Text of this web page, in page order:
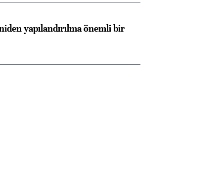
yapılandırılma önemli bir